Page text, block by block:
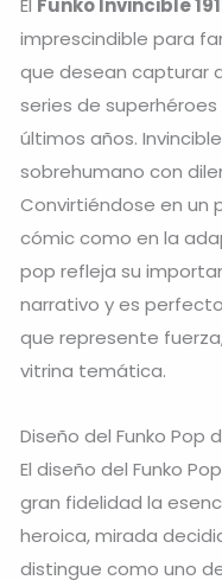
El Funko Invincible
imprescindible para
que desean capturar
series de
últimos años.
sobrehumano con
Convirtiéndose en un
cómic como en la
pop refleja su
narrativo y es
que represente
vitrina temática.
Diseño del Funko Pop
El diseño del Funko
gran fidelidad la
heroica, mirada
distingue como uno